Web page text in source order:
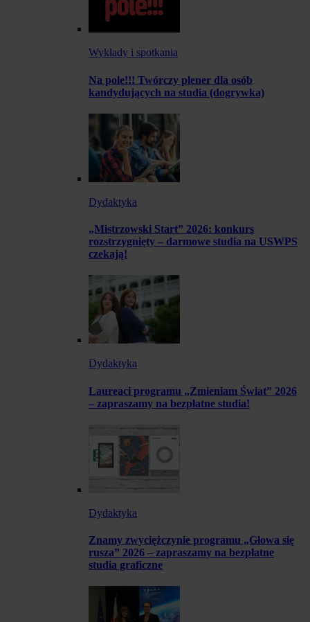
Wykłady i spotkania
Na pole!!! Twórczy plener dla osób
kandydujących na studia (dogrywka)
Dydaktyka
„Mistrzowski Start” 2026: konkurs
rozstrzygnięty – darmowe studia na USWPS
czekają!
Dydaktyka
Laureaci programu „Zmieniam Świat” 2026
– zapraszamy na bezpłatne studia!
Dydaktyka
Znamy zwyciężczynie programu „Głowa się
rusza” 2026 – zapraszamy na bezpłatne
studia graficzne